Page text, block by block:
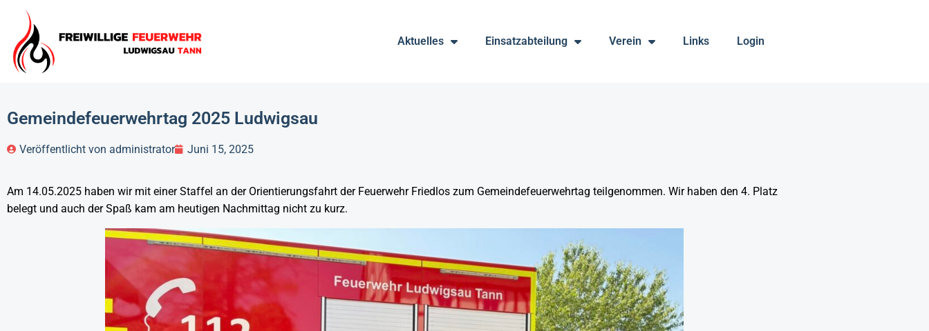
Aktuelles Einsatzabteilung Verein Links Login
Gemeindefeuerwehrtag 2025 Ludwigsau
Veröffentlicht von administrator Juni 15, 2025
Am 14.05.2025 haben wir mit einer Staffel an der Orientierungsfahrt der Feuerwehr Friedlos zum Gemeindefeuerwehrtag teilgenommen. Wir haben den 4. Platz
belegt und auch der Spaß kam am heutigen Nachmittag nicht zu kurz.